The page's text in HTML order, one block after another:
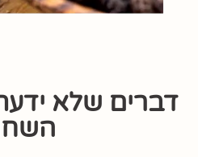
דברים שלא